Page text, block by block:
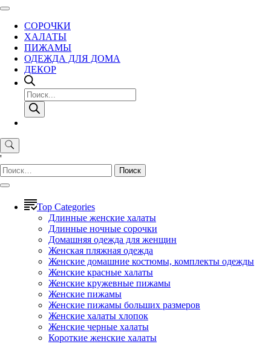
СОРОЧКИ
ХАЛАТЫ
ПИЖАМЫ
ОДЕЖДА ДЛЯ ДОМА
ДЕКОР
Поиск
товаров
'
Найти:
Top Categories
Длинные женские халаты
Длинные ночные сорочки
Домашняя одежда для женщин
Женская пляжная одежда
Женские домашние костюмы, комплекты одежды
Женские красные халаты
Женские кружевные пижамы
Женские пижамы
Женские пижамы больших размеров
Женские халаты хлопок
Женские черные халаты
Короткие женские халаты